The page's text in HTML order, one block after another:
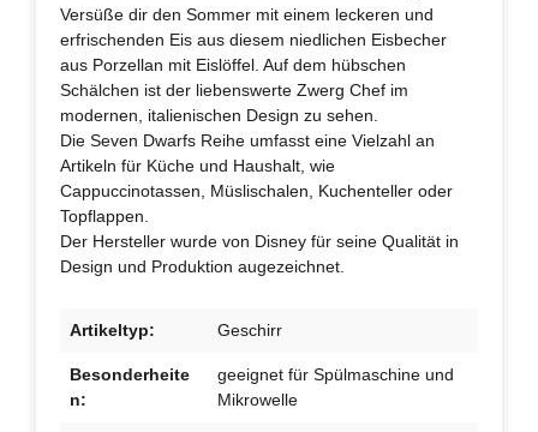
Versüße dir den Sommer mit einem leckeren und
erfrischenden Eis aus diesem niedlichen Eisbecher
aus Porzellan mit Eislöffel. Auf dem hübschen
Schälchen ist der liebenswerte Zwerg Chef im
modernen, italienischen Design zu sehen.
Die Seven Dwarfs Reihe umfasst eine Vielzahl an
Artikeln für Küche und Haushalt, wie
Cappuccinotassen, Müslischalen, Kuchenteller oder
Topflappen.
Der Hersteller wurde von Disney für seine Qualität in
Design und Produktion augezeichnet.
Artikeltyp: Geschirr
Besonderheite
n:
geeignet für Spülmaschine und
Mikrowelle